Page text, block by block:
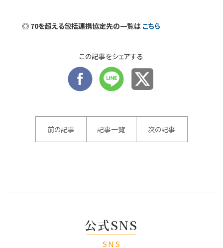
◎ 70を超える包括連携協定先の一覧は こちら
この記事をシェアする
前の記事 記事一覧 次の記事
公式SNS
SNS